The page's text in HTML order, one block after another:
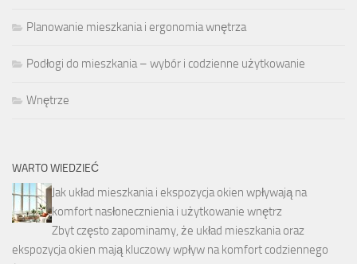
Planowanie mieszkania i ergonomia wnętrza
Podłogi do mieszkania – wybór i codzienne użytkowanie
Wnętrze
WARTO WIEDZIEĆ
Jak układ mieszkania i ekspozycja okien wpływają na
komfort nasłonecznienia i użytkowanie wnętrz
Zbyt często zapominamy, że układ mieszkania oraz
ekspozycja okien mają kluczowy wpływ na komfort codziennego